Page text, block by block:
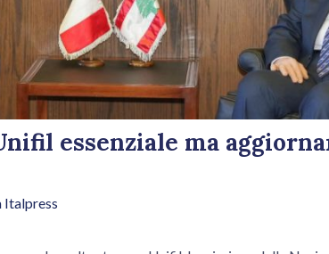
essenziale ma
Italpress